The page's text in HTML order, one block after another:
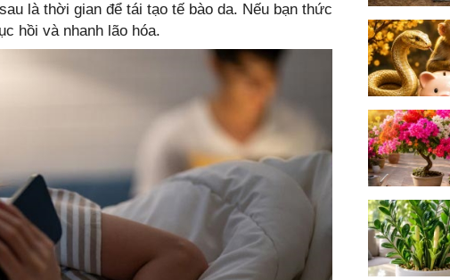
là thời gian để tái tạo tế bào da. Nếu bạn thức
hồi và nhanh lão hóa.